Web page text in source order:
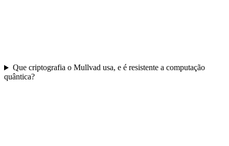
Que criptografia o Mullvad usa, e é resistente a computação
quântica?